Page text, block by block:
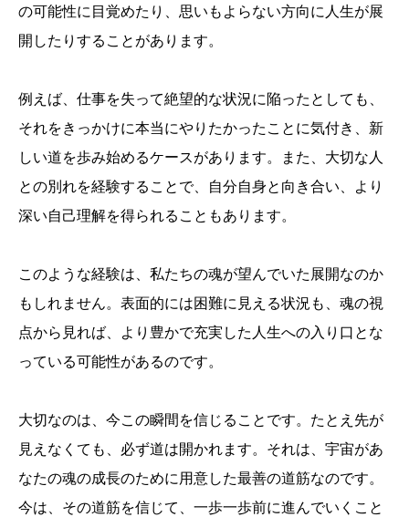
の可能性に目覚めたり、思いもよらない方向に人生が展
開したりすることがあります。
例えば、仕事を失って絶望的な状況に陥ったとしても、
それをきっかけに本当にやりたかったことに気付き、新
しい道を歩み始めるケースがあります。また、大切な人
との別れを経験することで、自分自身と向き合い、より
深い自己理解を得られることもあります。
このような経験は、私たちの魂が望んでいた展開なのか
もしれません。表面的には困難に見える状況も、魂の視
点から見れば、より豊かで充実した人生への入り口とな
っている可能性があるのです。
大切なのは、今この瞬間を信じることです。たとえ先が
見えなくても、必ず道は開かれます。それは、宇宙があ
なたの魂の成長のために用意した最善の道筋なのです。
今は、その道筋を信じて、一歩一歩前に進んでいくこと